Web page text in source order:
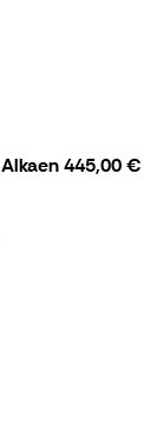
Alkaen445,00 €